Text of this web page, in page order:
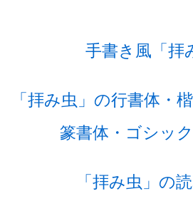
手書き風「拝
「拝み虫」の行書体・
篆書体・ゴシッ
「拝み虫」の